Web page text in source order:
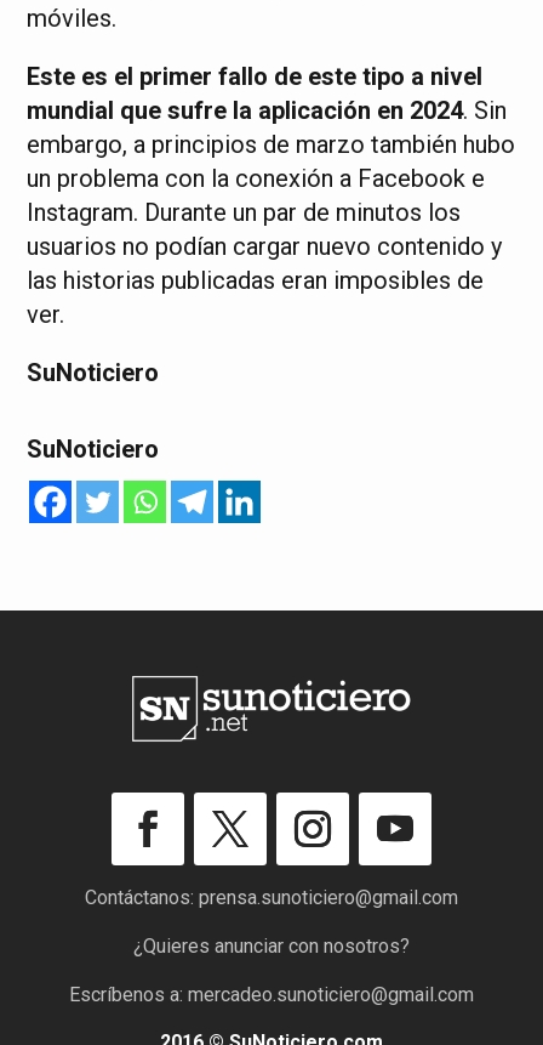
móviles.
Este es el primer fallo de este tipo a nivel
mundial que sufre la aplicación en 2024. Sin
embargo, a principios de marzo también hubo
un problema con la conexión a Facebook e
Instagram. Durante un par de minutos los
usuarios no podían cargar nuevo contenido y
las historias publicadas eran imposibles de
ver.
SuNoticiero
SuNoticiero
Contáctanos: prensa.sunoticiero@gmail.com
¿Quieres anunciar con nosotros?
Escríbenos a: mercadeo.sunoticiero@gmail.com